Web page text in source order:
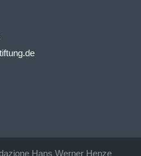
Hans Werner Henze